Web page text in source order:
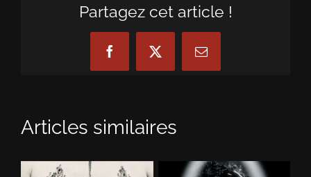
Partagez cet article !
FacebookX Email
Articles similaires